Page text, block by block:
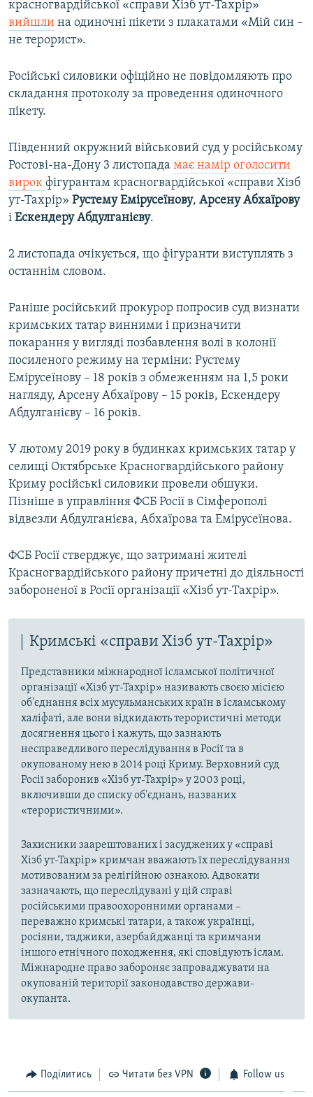
красногвардійської «справи Хізб ут-Тахрір»
вийшли на одиночні пікети з плакатами «Мій син –
не терорист».
Російські силовики офіційно не повідомляють про
складання протоколу за проведення одиночного
пікету.
Південний окружний військовий суд у російському
Ростові-на-Дону 3 листопада має намір оголосити
вирок фігурантам красногвардійської «справи Хізб
ут-Тахрір» Рустему Емірусеїнову, Арсену Абхаїрову
і Ескендеру Абдулганієву.
2 листопада очікується, що фігуранти виступлять з
останнім словом.
Раніше російський прокурор попросив суд визнати
кримських татар винними і призначити
покарання у вигляді позбавлення волі в колонії
посиленого режиму на терміни: Рустему
Емірусеїнову – 18 років з обмеженням на 1,5 роки
нагляду, Арсену Абхаїрову – 15 років, Ескендеру
Абдулганієву – 16 років.
У лютому 2019 року в будинках кримських татар у
селищі Октябрське Красногвардійського району
Криму російські силовики провели обшуки.
Пізніше в управління ФСБ Росії в Сімферополі
відвезли Абдулганієва, Абхаїрова та Емірусеїнова.
ФСБ Росії стверджує, що затримані жителі
Красногвардійського району причетні до діяльності
забороненої в Росії організації «Хізб ут-Тахрір».
Кримські «справи Хізб ут-Тахрір»
Представники міжнародної ісламської політичної
організації «Хізб ут-Тахрір» називають своєю місією
об'єднання всіх мусульманських країн в ісламському
халіфаті, але вони відкидають терористичні методи
досягнення цього і кажуть, що зазнають
несправедливого переслідування в Росії та в
окупованому нею в 2014 році Криму. Верховний суд
Росії заборонив «Хізб ут-Тахрір» у 2003 році,
включивши до списку об'єднань, названих
«терористичними».
Захисники заарештованих і засуджених у «справі
Хізб ут-Тахрір» кримчан вважають їх переслідування
мотивованим за релігійною ознакою. Адвокати
зазначають, що переслідувані у цій справі
російськими правоохоронними органами –
переважно кримські татари, а також українці,
росіяни, таджики, азербайджанці та кримчани
іншого етнічного походження, які сповідують іслам.
Міжнародне право забороняє запроваджувати на
окупованій території законодавство держави-
окупанта.
Поділитись Читати без VPN Follow us